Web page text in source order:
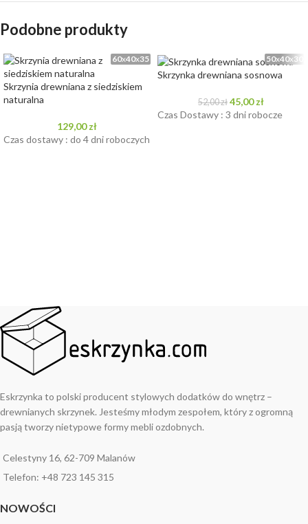
Podobne produkty
60x40x35
Skrzynia drewniana z siedziskiem
naturalna
129,00zł
Czas dostawy : do 4 dni roboczych
50x40x30
Skrzynka drewniana sosnowa
52,00zł 45,00zł
Czas Dostawy : 3 dni robocze
Eskrzynka to polski producent stylowych dodatków do wnętrz –
drewnianych skrzynek. Jesteśmy młodym zespołem, który z ogromną
pasją tworzy nietypowe formy mebli ozdobnych.
Celestyny 16, 62-709 Malanów
Telefon: +48 723 145 315
NOWOŚCI